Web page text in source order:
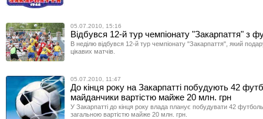
05.07.2010, 15:16
Відбувся 12-й тур чемпіонату "Закарпаття" з
В неділю відбувся 12-й тур чемпіонату "Закарпаття", який
цікавих матчів.
05.07.2010, 11:47
До кінця року на Закарпатті побудують 42
майданчики вартістю майже 20 млн. грн
У Закарпатті до кінця року влада планує побудувати 42
загальною вартістю майже 20 млн. грн.